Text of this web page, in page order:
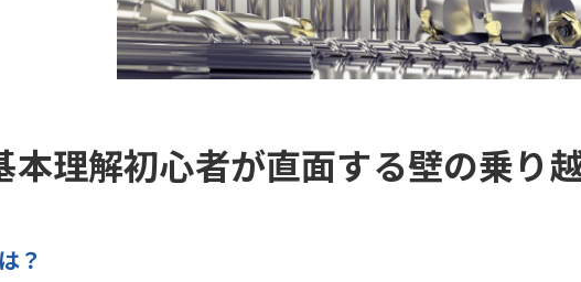
正しい図示方法とは？旋盤加工図面でのポイント
基本的な図示ルールとその理由
図示方法が加工に及ぼす実用的な影響
図示の精度を上げるためのチェックポイント
理解初心者が直面する壁の乗り
？